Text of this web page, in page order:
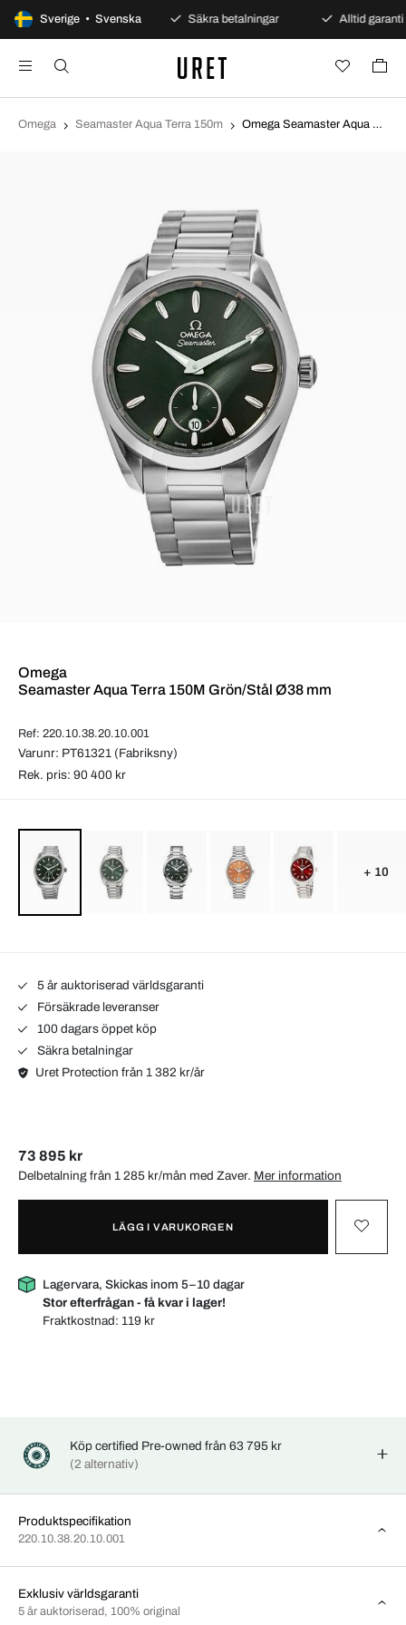
Sverige • Svenska
100 dagars öppet köp Säkra betalningar Alltid garanti
Omega Seamaster Aqua Terra 150m Omega Seamaster Aqua Terra 150M Grön/Stål Ø38 mm 220.10.38.20.10.001
Omega
Seamaster Aqua Terra 150M Grön/Stål Ø38 mm
Ref: 220.10.38.20.10.001
Varunr: PT61321 (Fabriksny)
Rek. pris: 90 400 kr
+ 10
5 år auktoriserad världsgaranti
Försäkrade leveranser
100 dagars öppet köp
Säkra betalningar
Uret Protection från 1 382 kr/år
73 895 kr
Delbetalning från 1 285 kr/mån med Zaver. Mer information
LÄGG I VARUKORGEN
Lagervara, Skickas inom 5–10 dagar
Stor efterfrågan - få kvar i lager!
Fraktkostnad: 119 kr
Köp certified Pre-owned från 63 795 kr
(2 alternativ)
Produktspecifikation
220.10.38.20.10.001
Exklusiv världsgaranti
5 år auktoriserad, 100% original